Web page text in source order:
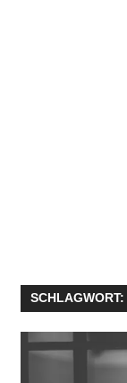
SCHLAGWORT: